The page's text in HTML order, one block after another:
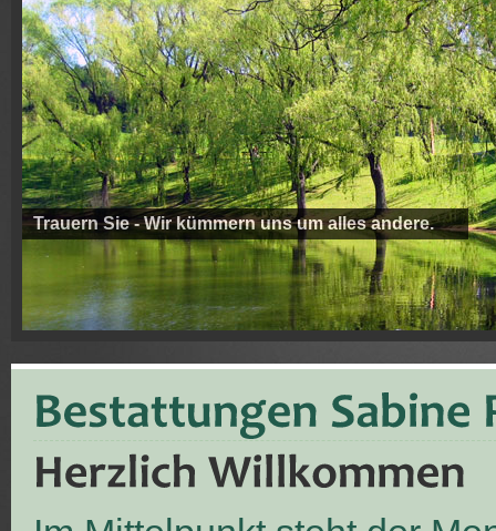
Trauern Sie - Wir kümmern uns um alles andere.